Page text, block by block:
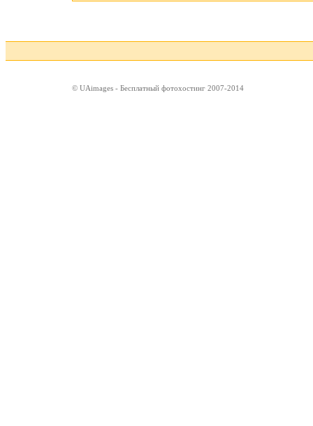
© UAimages - Бесплатный фотохостинг 2007-2014